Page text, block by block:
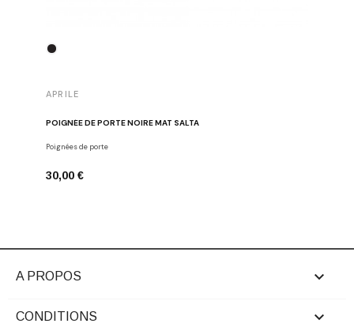
APRILE
POIGNÉE DE PORTE NOIRE MAT SALTA
Poignées de porte
30,00 €
A PROPOS 
CONDITIONS 